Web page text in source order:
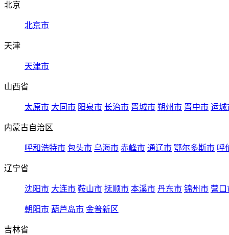
北京
北京市
天津
天津市
山西省
太原市 大同市 阳泉市 长治市 晋城市 朔州市 晋中市 运城
内蒙古自治区
呼和浩特市 包头市 乌海市 赤峰市 通辽市 鄂尔多斯市 呼
辽宁省
沈阳市 大连市 鞍山市 抚顺市 本溪市 丹东市 锦州市 营口
朝阳市 葫芦岛市 金普新区
吉林省